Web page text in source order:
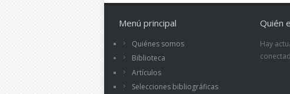
Menú principal
Quiénes somos
Biblioteca
Artículos
Selecciones bibliográficas
Quién
Hay